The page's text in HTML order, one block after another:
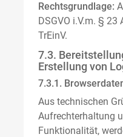
Rechtsgrundlage:
DSGVO i.V.m. § 23
TrEinV.
7.3.
Erstellung von
7.3.1.
Aus technischen
Aufrechterhaltung
Funktionalität,